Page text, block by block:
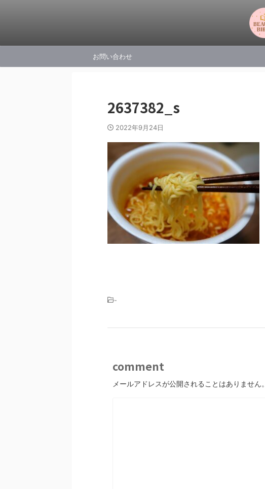
お問い合わせ
2637382_s
2022年9月24日
-
comment
メールアドレスが公開されることはありません。